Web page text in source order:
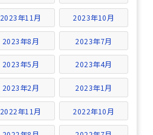
2023年11月 2023年10月
2023年8月 2023年7月
2023年5月 2023年4月
2023年2月 2023年1月
2022年11月 2022年10月